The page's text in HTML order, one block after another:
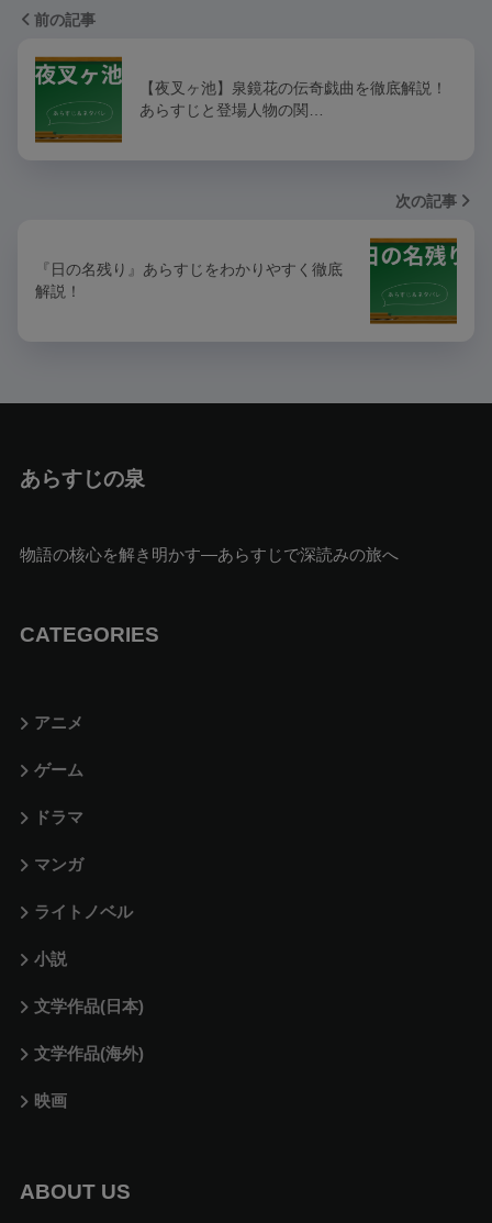
前の記事
【夜叉ヶ池】泉鏡花の伝奇戯曲を徹底解説！
あらすじと登場人物の関…
次の記事
『日の名残り』あらすじをわかりやすく徹底
解説！
あらすじの泉
物語の核心を解き明かす—あらすじで深読みの旅へ
CATEGORIES
アニメ
ゲーム
ドラマ
マンガ
ライトノベル
小説
文学作品(日本)
文学作品(海外)
映画
ABOUT US